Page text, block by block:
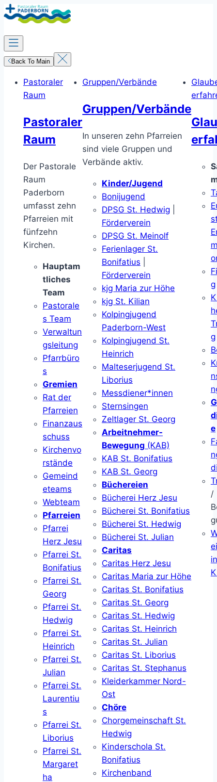
Zum
Inhalt
springen
Back To Main
Pastoraler
Raum
Pastoraler
Raum
Der Pastorale
Raum
Paderborn
umfasst zehn
Pfarreien mit
fünfzehn
Kirchen.
Hauptam
tliches
Team
Pastorale
s Team
Verwaltun
gsleitung
Pfarrbüro
s
Gremien
Rat der
Pfarreien
Finanzaus
schuss
Kirchenvo
rstände
Gemeind
eteams
Webteam
Pfarreien
Pfarrei
Herz Jesu
Pfarrei St.
Bonifatius
Pfarrei St.
Georg
Pfarrei St.
Hedwig
Pfarrei St.
Heinrich
Pfarrei St.
Julian
Pfarrei St.
Laurentiu
s
Pfarrei St.
Liborius
Pfarrei St.
Margaret
ha
Gruppen/Verbände
Gruppen/Verbände
In unseren zehn Pfarreien
sind viele Gruppen und
Verbände aktiv.
Kinder/Jugend
Bonijugend
DPSG St. Hedwig
Förderverein
DPSG St. Meinolf
Ferienlager St.
Bonifatius
Förderverein
kjg Maria zur Höhe
kjg St. Kilian
Kolpingjugend
Paderborn-West
Kolpingjugend St.
Heinrich
Malteserjugend St.
Liborius
Messdiener*innen
Sternsingen
Zeltlager St. Georg
Arbeitnehmer-
Bewegung (KAB)
KAB St. Bonifatius
KAB St. Georg
Büchereien
Bücherei Herz Jesu
Bücherei St. Bonifatius
Bücherei St. Hedwig
Bücherei St. Julian
Caritas
Caritas Herz Jesu
Caritas Maria zur Höhe
Caritas St. Bonifatius
Caritas St. Georg
Caritas St. Hedwig
Caritas St. Heinrich
Caritas St. Julian
Caritas St. Liborius
Caritas St. Stephanus
Kleiderkammer Nord-
Ost
Chöre
Chorgemeinschaft St.
Hedwig
Kinderschola St.
Bonifatius
Kirchenband
g
g
e
/